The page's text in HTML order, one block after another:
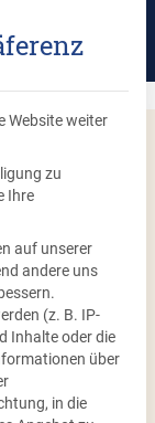
Website weiter
zu
Ihre
auf unserer
andere uns
(z. B. IP-
Inhalte oder die
über
in die